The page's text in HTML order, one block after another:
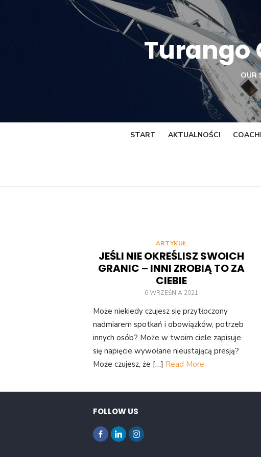
Turango
OUR
START AKTUALNOŚCI
ARTYKUŁ
JEŚLI NIE OKREŚLISZ SWOICH
GRANIC – INNI ZROBIĄ TO ZA
CIEBIE
6 WRZEŚNIA 2021
Może niekiedy czujesz się przytłoczony
nadmiarem spotkań i obowiązków, potrzeb
innych osób? Może w twoim ciele zapisuje
się napięcie wywołane nieustającą presją?
Może czujesz, że […] Read More
FOLLOW US